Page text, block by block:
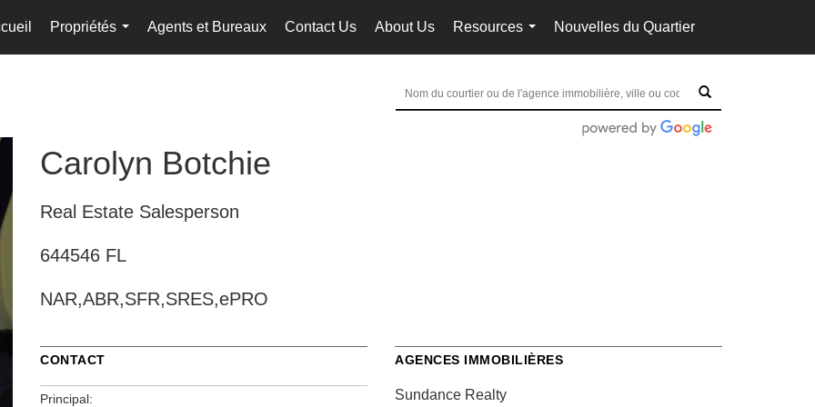
Propriétés
...
Agents et Bureaux Contact Us About Us
Resources
...
Nouvelles du Quartier
...
Carolyn Botchie
Real Estate Salesperson
644546 FL
NAR,ABR,SFR,SRES,ePRO
CONTACT
Principal:
AGENCES IMMOBILIÈRES
Sundance Realty